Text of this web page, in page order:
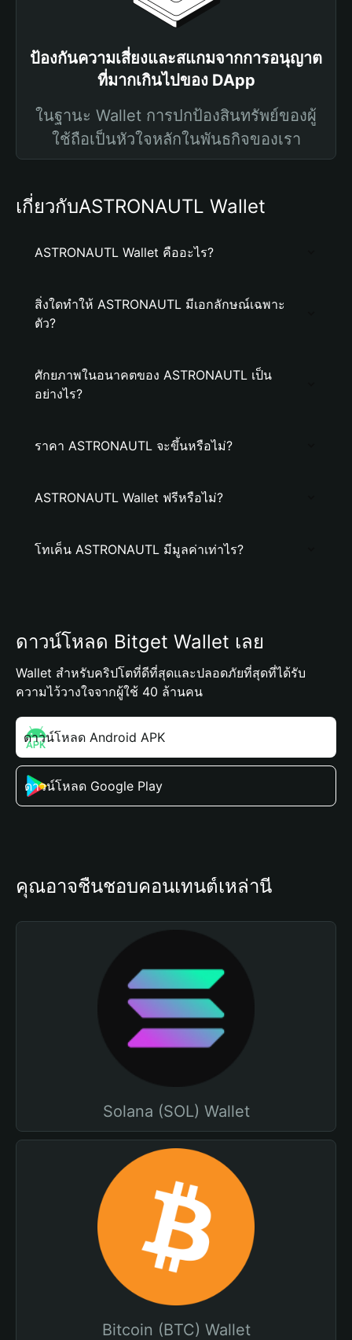
ป้องกันความเสี่ยงและสแกมจากการอนุญาต
ที่มากเกินไปของ DApp
ในฐานะ Wallet การปกป้องสินทรัพย์ของผู้
ใช้ถือเป็นหัวใจหลักในพันธกิจของเรา
เกี่ยวกับASTRONAUTL Wallet
ASTRONAUTL Wallet คืออะไร?
สิ่งใดทำให้ ASTRONAUTL มีเอกลักษณ์เฉพาะ
ตัว?
ศักยภาพในอนาคตของ ASTRONAUTL เป็น
อย่างไร?
ราคา ASTRONAUTL จะขึ้นหรือไม่?
ASTRONAUTL Wallet ฟรีหรือไม่?
โทเค็น ASTRONAUTL มีมูลค่าเท่าไร?
ดาวน์โหลด Bitget Wallet เลย
Wallet สำหรับคริปโตที่ดีที่สุดและปลอดภัยที่สุดที่ได้รับ
ความไว้วางใจจากผู้ใช้ 40 ล้านคน
ดาวน์โหลด Android APK
ดาวน์โหลด Google Play
คุณอาจชื่นชอบคอนเทนต์เหล่านี้
Solana (SOL) Wallet
Bitcoin (BTC) Wallet